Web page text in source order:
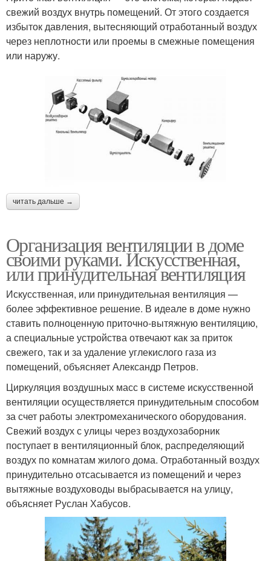
свежий воздух внутрь помещений. От этого создается
избыток давления, вытесняющий отработанный воздух
через неплотности или проемы в смежные помещения
или наружу.
читать дальше →
Организация вентиляции в доме
своими руками. Искусственная,
или принудительная вентиляция
Искусственная, или принудительная вентиляция —
более эффективное решение. В идеале в доме нужно
ставить полноценную приточно-вытяжную вентиляцию,
а специальные устройства отвечают как за приток
свежего, так и за удаление углекислого газа из
помещений, объясняет Александр Петров.
Циркуляция воздушных масс в системе искусственной
вентиляции осуществляется принудительным способом
за счет работы электромеханического оборудования.
Свежий воздух с улицы через воздухозаборник
поступает в вентиляционный блок, распределяющий
воздух по комнатам жилого дома. Отработанный воздух
принудительно отсасывается из помещений и через
вытяжные воздуховоды выбрасывается на улицу,
объясняет Руслан Хабусов.